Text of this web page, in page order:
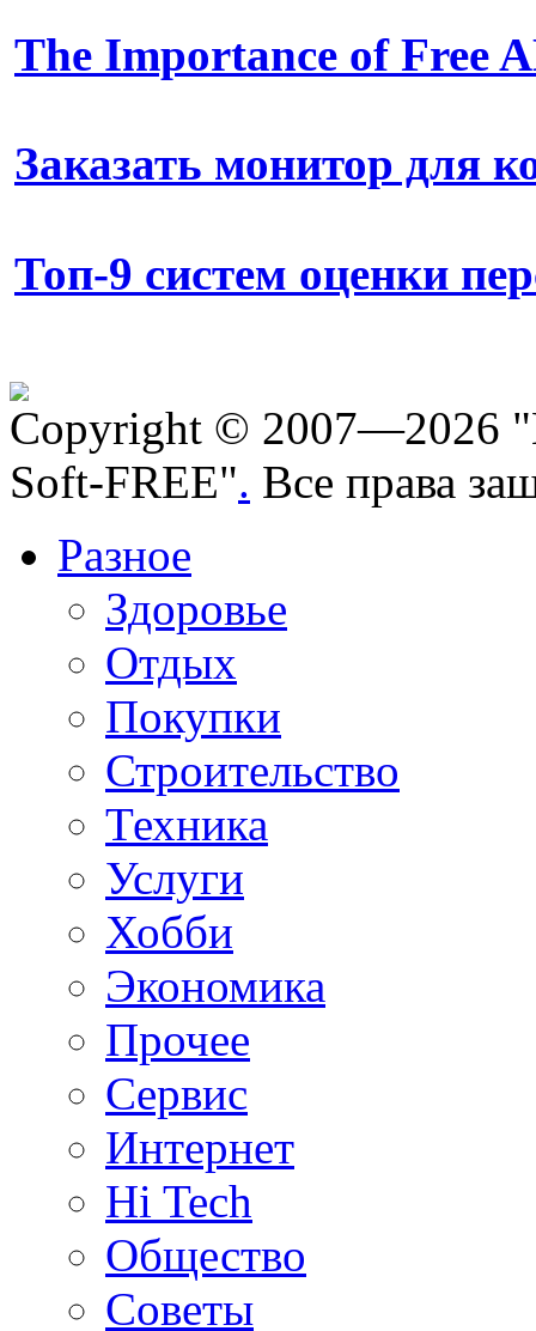
The Importance of Free
Заказать монитор для
Топ-9 систем оценки
Copyright © 2007—2026
Soft-FREE". Все права
Разное
Здоровье
Отдых
Покупки
Строительство
Техника
Услуги
Хобби
Экономика
Прочее
Сервис
Интернет
Hi Tech
Общество
Советы